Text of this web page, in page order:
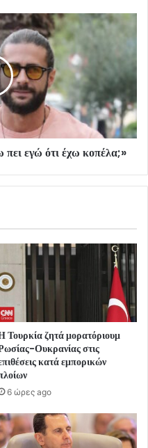
εγώ ότι έχω κοπέλα;»
Τουρκία ζητά μορατόριουμ
Ουκρανίας στις
κατά εμπορικών
6 ώρες ago